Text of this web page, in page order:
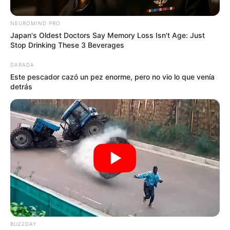
Instagram @maurourquijooficial
Mauro Urquijo y su novia, la modelo trans Maria Gabriela
Isler.
Por:María Camila Torres Cepeda
Junio 21, 2019
NEUROMIND PRO
Japan's Oldest Doctors Say Memory Loss Isn't Age: Just
Stop Drinking These 3 Beverages
DARADA
Este pescador cazó un pez enorme, pero no vio lo que venía
detrás
BUZZDAY